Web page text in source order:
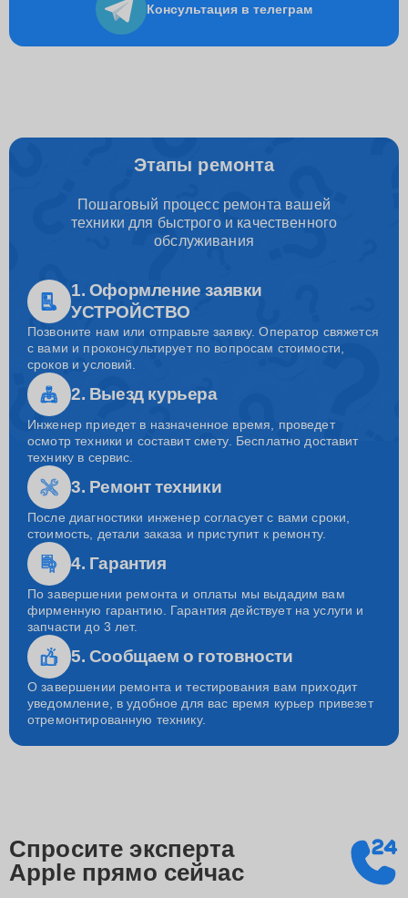
Консультация в телеграм
Этапы ремонта
Пошаговый процесс ремонта вашей
техники для быстрого и качественного
обслуживания
1. Оформление заявки
УСТРОЙСТВО
Позвоните нам или отправьте заявку. Оператор свяжется
с вами и проконсультирует по вопросам стоимости,
сроков и условий.
2. Выезд курьера
Инженер приедет в назначенное время, проведет
осмотр техники и составит смету. Бесплатно доставит
технику в сервис.
3. Ремонт техники
После диагностики инженер согласует с вами сроки,
стоимость, детали заказа и приступит к ремонту.
4. Гарантия
По завершении ремонта и оплаты мы выдадим вам
фирменную гарантию. Гарантия действует на услуги и
запчасти до 3 лет.
5. Сообщаем о готовности
О завершении ремонта и тестирования вам приходит
уведомление, в удобное для вас время курьер привезет
отремонтированную технику.
Спросите эксперта
Apple прямо сейчас